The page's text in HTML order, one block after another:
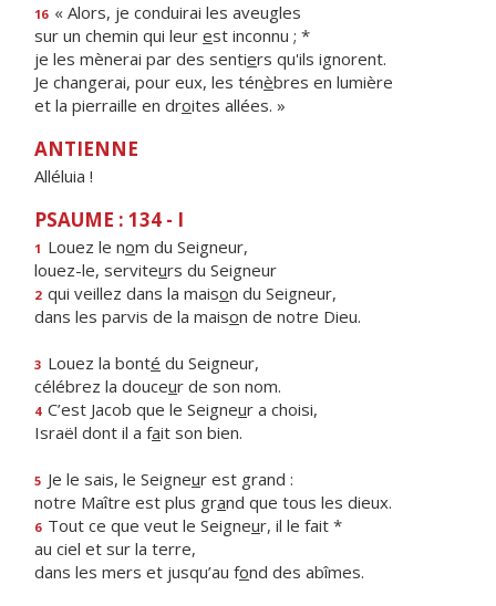
16 « Alors, je conduirai les aveugles
sur un chemin qui leur est inconnu ; *
je les mènerai par des sentiers qu'ils ignorent.
Je changerai, pour eux, les ténèbres en lumière
et la pierraille en droites allées. »
ANTIENNE
Alléluia !
PSAUME : 134 - I
1 Louez le nom du Seigneur,
louez-le, serviteurs du Seigneur
2 qui veillez dans la maison du Seigneur,
dans les parvis de la maison de notre Dieu.
3 Louez la bonté du Seigneur,
célébrez la douceur de son nom.
4 C’est Jacob que le Seigneur a choisi,
Israël dont il a fait son bien.
5 Je le sais, le Seigneur est grand :
notre Maître est plus grand que tous les dieux.
6 Tout ce que veut le Seigneur, il le fait *
au ciel et sur la terre,
dans les mers et jusqu’au fond des abîmes.